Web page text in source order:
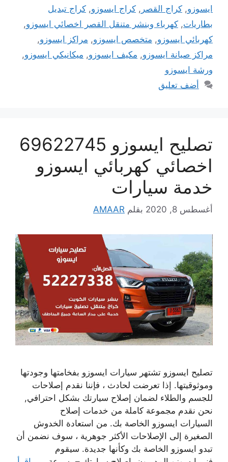
ايسوزو, كراج القصر , كراج ايسوزو, كراج تبديل
بطاريات, كهرباء وبنشر متنقل القصر اخصائي ايسوزو,
كهربائي ايسوزو, متخصص ايسوزو, مراكز ايسوزو,
مراكز صيانة ايسوزو, مكيف ايسوزو, ميكانيكي ايسوزو,
ورشة ايسوزو
أضف تعليق
تصليح ايسوزو 69622745
اخصائي كهربائي ايسوزو
خدمة سيارات
أغسطس 8, 2020 بقلم AMAAR
تصليح ايسوزو تشتهر سيارات ايسوزو بفخامتها وجودتها
وموثوقيتها. إذا تعرضت لحادث ، فإننا نقدم إصلاحات
للجسم والطلاء لضمان إصلاح سيارتك بشكل احترافي,
نحن نقدم مجموعة كاملة من خدمات إصلاح
السيارات ايسوزو الخاصة بك. من استعادة الخدوش
الصغيرة إلى الإصلاحات الأكثر جوهرية ، سوف نضمن أن
تبدو ايسوزو الخاصة بك وكأنها جديدة. سيقوم